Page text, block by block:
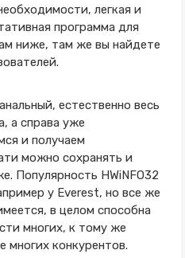
легкая и
программа для
ниже, там же вы найдете
естественно весь
а справа уже
и получаем
можно сохранять и
Популярность HWiNFO32
у Everest, но все же
в целом способна
многих, к тому же
многих конкурентов.